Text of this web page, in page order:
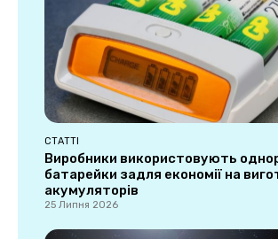
СТАТТІ
Виробники використовують
батарейки задля економії на
акумуляторів
25 Липня 2026